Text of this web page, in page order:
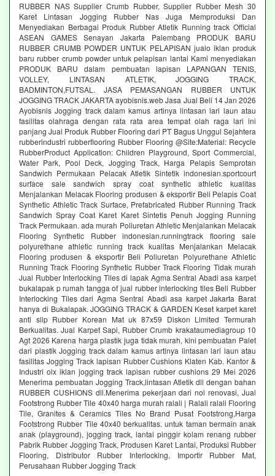
RUBBER NAS Supplier Crumb Rubber, Supplier Rubber Mesh 30
Karet Lintasan Jogging Rubber Nas Juga Memproduksi Dan
Menyediakan Berbagai Produk Rubber Atletik Running track Official
ASEAN GAMES Senayan Jakarta Palembang PRODUK BARU
RUBBER CRUMB POWDER UNTUK PELAPISAN jualo iklan produk
baru rubber crumb powder untuk pelapisan lantai Kami menyediakan
PRODUK BARU dalam pembuatan lapisan LAPANGAN TENIS,
VOLLEY, LINTASAN ATLETIK, JOGGING TRACK,
BADMINTON,FUTSAL. JASA PEMASANGAN RUBBER UNTUK
JOGGING TRACK JAKARTA ayobisnis.web Jasa Jual Beli 14 Jan 2026
Ayobisnis Jogging track dalam kamus artinya lintasan lari laun atau
fasilitas olahraga dengan rata rata area tempat olah raga lari ini
panjang Jual Produk Rubber Flooring dari PT Bagus Unggul Sejahtera
rubberindustri rubberflooring Rubber Flooring @Site:Material: Recycle
RubberProduct Application: Children Playground, Sport Commercial,
Water Park, Pool Deck, Jogging Track, Harga Pelapis Semprotan
Sandwich Permukaan Pelacak Atletik Sintetik indonesian.sportcourt
surface sale sandwich spray coat synthetic athletic kualitas
Menjalankan Melacak Flooring produsen & eksportir Beli Pelapis Coat
Synthetic Athletic Track Surface, Prefabricated Rubber Running Track
Sandwich Spray Coat Karet Karet Sintetis Penuh Jogging Running
Track Permukaan. ada murah Poliuretan Athletic Menjalankan Melacak
Flooring Synthetic Rubber indonesian.runningtrack flooring sale
polyurethane athletic running track kualitas Menjalankan Melacak
Flooring produsen & eksportir Beli Poliuretan Polyurethane Athletic
Running Track Flooring Synthetic Rubber Track Flooring Tidak murah
Jual Rubber Interlocking Tiles di lapak Agma Sentral Abadi asa karpet
bukalapak p rumah tangga of jual rubber interlocking tiles Beli Rubber
Interlocking Tiles dari Agma Sentral Abadi asa karpet Jakarta Barat
hanya di Bukalapak. JOGGING TRACK & GARDEN Keset karpet karet
anti slip Rubber Korean Mat uk 87x59 Diskon Limited Termurah
Berkualitas. Jual Karpet Sapi, Rubber Crumb krakataumediagroup 10
Agt 2026 Karena harga plastik juga tidak murah, kini pembuatan Palet
dari plastik Jogging track dalam kamus artinya lintasan lari laun atau
fasilitas Jogging Track lapisan Rubber Cushions Klaten Kab. Kantor &
Industri olx iklan jogging track lapisan rubber cushions 29 Mei 2026
Menerima pembuatan Jogging Track,lintasan Atletik dll dengan bahan
RUBBER CUSHIONS dll.Menerima pekerjaan dari nol renovasi, Jual
Footstrong Rubber Tile 40x40 harga murah ralali | Ralali ralali Flooring
Tile, Granites & Ceramics Tiles No Brand Pusat Footstrong,Harga
Footstrong Rubber Tile 40x40 berkualitas. untuk taman bermain anak
anak (playground), jogging track, lantai pinggir kolam renang rubber
Pabrik Rubber Jogging Track, Produsen Karet Lantai, Produksi Rubber
Flooring, Distributor Rubber Interlocking, Importir Rubber Mat,
Perusahaan Rubber Jogging Track